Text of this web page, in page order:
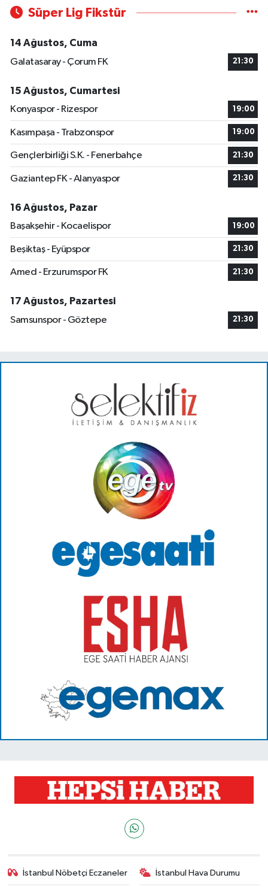
Süper Lig Fikstür
14 Ağustos, Cuma
Galatasaray - Çorum FK
21:30
15 Ağustos, Cumartesi
Konyaspor - Rizespor
19:00
Kasımpaşa - Trabzonspor 19:00
Gençlerbirliği S.K. - Fenerbahçe 21:30
Gaziantep FK - Alanyaspor 21:30
16 Ağustos, Pazar
Başakşehir - Kocaelispor
19:00
Beşiktaş - Eyüpspor 21:30
Amed - Erzurumspor FK 21:30
17 Ağustos, Pazartesi
Samsunspor - Göztepe
21:30
İstanbul Nöbetçi Eczaneler İstanbul Hava Durumu